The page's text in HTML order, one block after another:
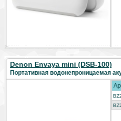
Denon Envaya mini (DSB-100)
Портативная водонепроницаемая